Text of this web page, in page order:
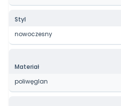
Styl
nowoczesny
Materiał
poliwęglan